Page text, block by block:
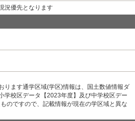
況優先となります
ります通学区域(学区)情報は、国土数値情報ダ
学校区データ【2023年度】及び中学校区デー
のですので、記載情報が現在の学区域と異な